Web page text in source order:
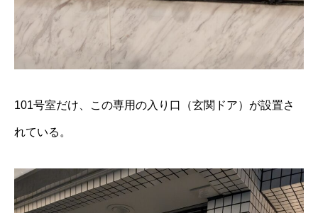
101号室だけ、この専用の入り口（玄関ドア）が設置さ
れている。